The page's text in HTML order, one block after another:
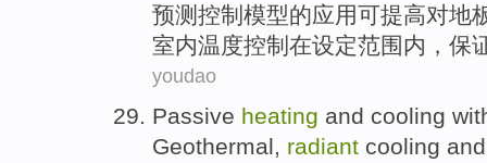
预测 控制模型的应用可提高对地
室内温度控制在设定范围内 ， 保
youdao
Passive heating and cooling
Geothermal, radiant cooling and